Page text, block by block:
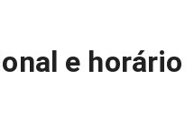
e horário